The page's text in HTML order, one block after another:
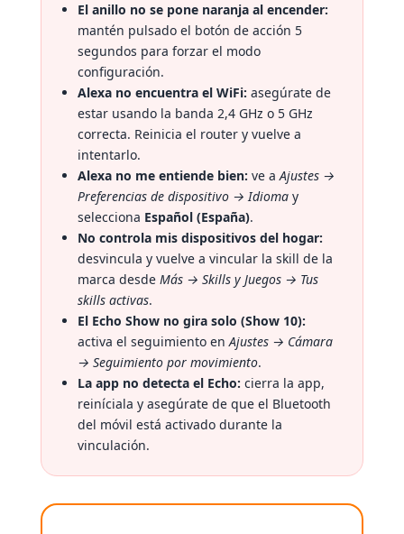
El anillo no se pone naranja al encender:
mantén pulsado el botón de acción 5
segundos para forzar el modo
configuración.
Alexa no encuentra el WiFi: asegúrate de
estar usando la banda 2,4 GHz o 5 GHz
correcta. Reinicia el router y vuelve a
intentarlo.
Alexa no me entiende bien: ve aAjustes →
Preferencias de dispositivo → Idioma y
selecciona Español (España).
No controla mis dispositivos del hogar:
desvincula y vuelve a vincular la skill de la
marca desde Más → Skills y Juegos → Tus
skills activas.
El Echo Show no gira solo (Show 10):
activa el seguimiento enAjustes → Cámara
→ Seguimiento por movimiento.
La app no detecta el Echo: cierra la app,
reiníciala y asegúrate de que el Bluetooth
del móvil está activado durante la
vinculación.